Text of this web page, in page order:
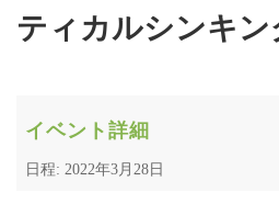
ティカルシンキ
イベント詳細
日程: 2022年3月28日